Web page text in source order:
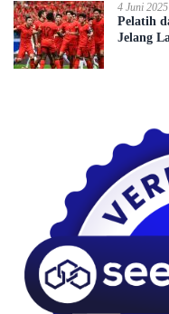
4 Juni 2025
Pelatih
Jelang